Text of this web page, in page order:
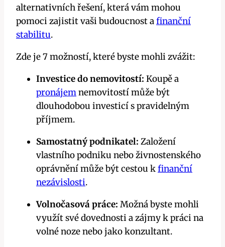
alternativních řešení, která vám mohou
pomoci zajistit vaši budoucnost afinanční
stabilitu.
Zde je 7 možností, které byste mohli zvážit:
Investice do nemovitostí: Koupě a
pronájemnemovitostí může být
dlouhodobou investicí s pravidelným
příjmem.
Samostatný podnikatel: Založení
vlastního podniku nebo živnostenského
oprávnění může být cestou kfinanční
nezávislosti.
Volnočasová práce: Možná byste mohli
využít své dovednosti a zájmy k práci na
volné noze nebo jako konzultant.